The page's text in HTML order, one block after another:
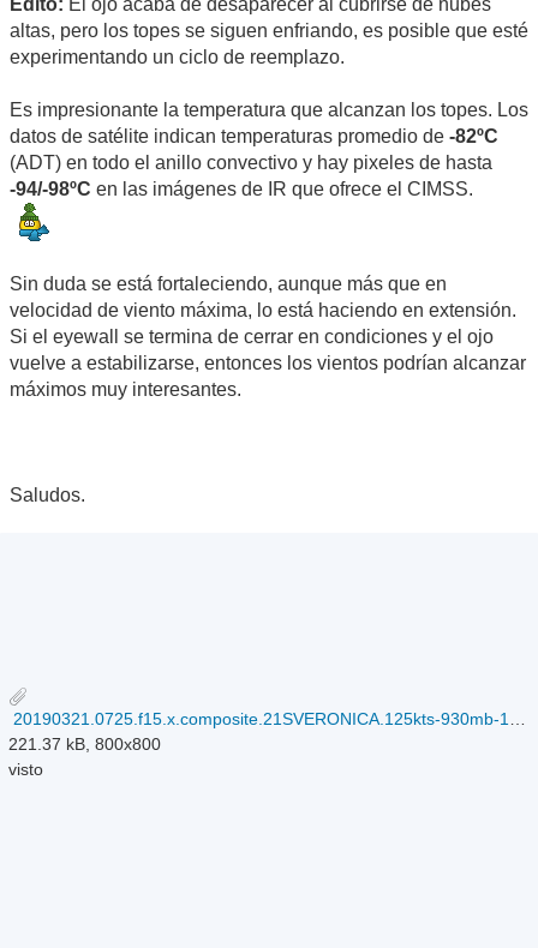
Edito: El ojo acaba de desaparecer al cubrirse de nubes
altas, pero los topes se siguen enfriando, es posible que esté
experimentando un ciclo de reemplazo.
Es impresionante la temperatura que alcanzan los topes. Los
datos de satélite indican temperaturas promedio de -82ºC
(ADT) en todo el anillo convectivo y hay pixeles de hasta
-94/-98ºC en las imágenes de IR que ofrece el CIMSS.
Sin duda se está fortaleciendo, aunque más que en
velocidad de viento máxima, lo está haciendo en extensión.
Si el eyewall se termina de cerrar en condiciones y el ojo
vuelve a estabilizarse, entonces los vientos podrían alcanzar
máximos muy interesantes.
Saludos.
221.37 kB, 800x800
visto